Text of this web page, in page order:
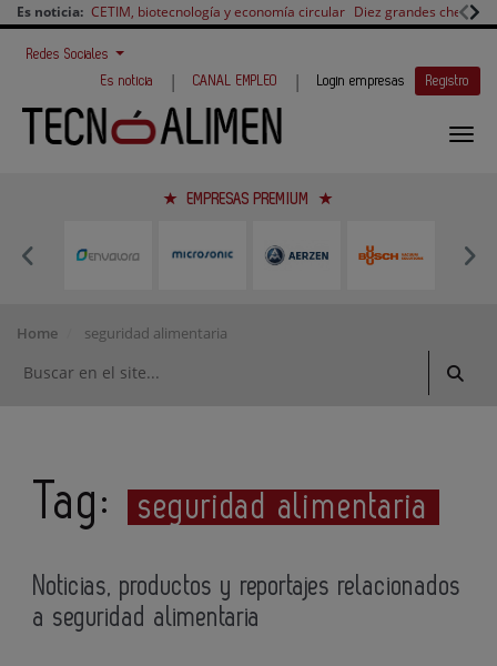
Es noticia: CETIM, biotecnología y economía circular Diez grandes chefs
Redes Sociales
Es noticia
| CANAL EMPLEO | Login empresas Registro
EMPRESAS PREMIUM
Home seguridad alimentaria
Tag: seguridad alimentaria
Noticias, productos y reportajes relacionados
a seguridad alimentaria